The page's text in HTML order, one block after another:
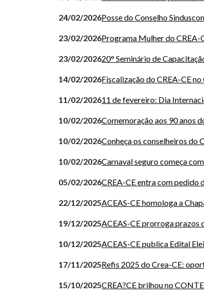
24/02/2026Posse do Conselho
23/02/2026Programa Mulher do
23/02/202620° Seminário de
14/02/2026Fiscalização do CREA-CE
11/02/202611 de fevereiro: Dia
10/02/2026Comemoração aos 90 anos
10/02/2026Conheça os conselheiros do
10/02/2026Carnaval seguro começa
05/02/2026CREA-CE entra com pedido
22/12/2025ACEAS-CE homologa a
19/12/2025ACEAS-CE prorroga prazos
10/12/2025ACEAS-CE publica Edital
17/11/2025Refis 2025 do Crea-CE:
15/10/2025CREA?CE brilhou no